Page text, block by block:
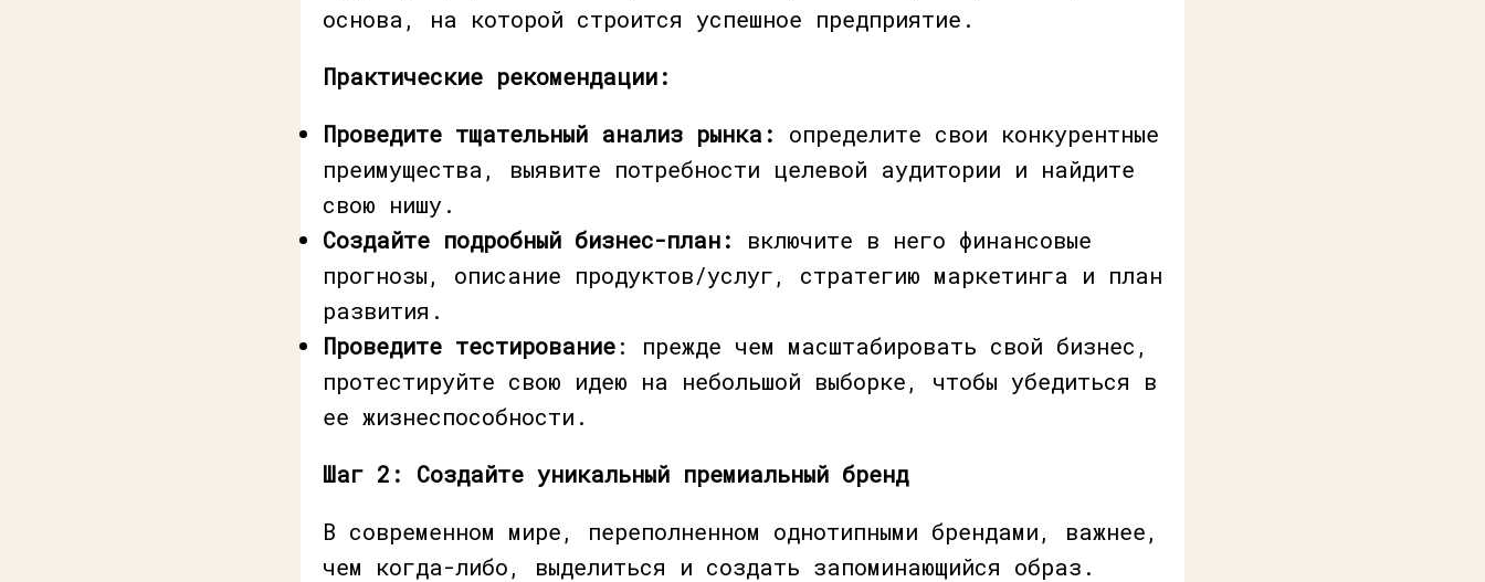
основа, на которой строится успешное предприятие.
Практические рекомендации:
Проведите тщательный анализ рынка:
определите свои конкурентные
преимущества, выявите потребности целевой аудитории и найдите
свою нишу.
Создайте подробный бизнес-план:
включите в него финансовые
прогнозы, описание продуктов/услуг, стратегию маркетинга и план
развития.
Проведите тестирование: прежде чем масштабировать свой бизнес,
протестируйте свою идею на небольшой выборке, чтобы убедиться в
ее жизнеспособности.
Шаг 2: Создайте уникальный премиальный бренд
В современном мире, переполненном однотипными брендами, важнее,
чем когда-либо, выделиться и создать запоминающийся образ.